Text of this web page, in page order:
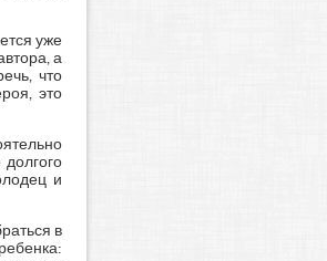
уже
а
что
это
и
в